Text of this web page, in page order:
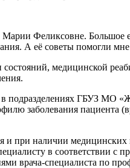
Феликсовне. Большое
А её советы помогли
медицинской
ГБУЗ МО
заболевания пациента
при наличии медицинских
в соответствии с
врача-специалиста по